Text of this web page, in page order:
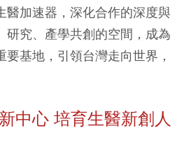
醫加速器，深化合作的深度與
研究、產學共創的空間，成為
基地，引領台灣走向世界，
中心 培育生醫新創人